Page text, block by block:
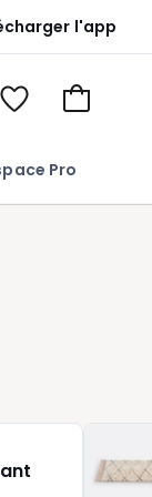
l'app
Pro
Voir
Aller